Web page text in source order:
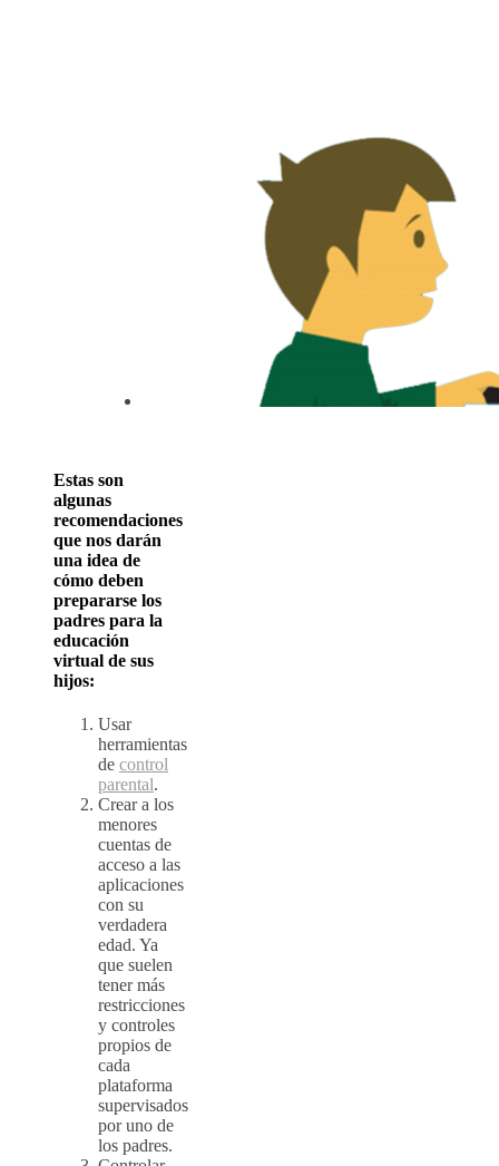
Estas son
algunas
recomendaciones
que nos darán
una idea de
cómo deben
prepararse los
padres para la
educación
virtual de sus
hijos:
Usar
herramientas
de control
parental.
Crear a los
menores
cuentas de
acceso a las
aplicaciones
con su
verdadera
edad. Ya
que suelen
tener más
restricciones
y controles
propios de
cada
plataforma
supervisados
por uno de
los padres.